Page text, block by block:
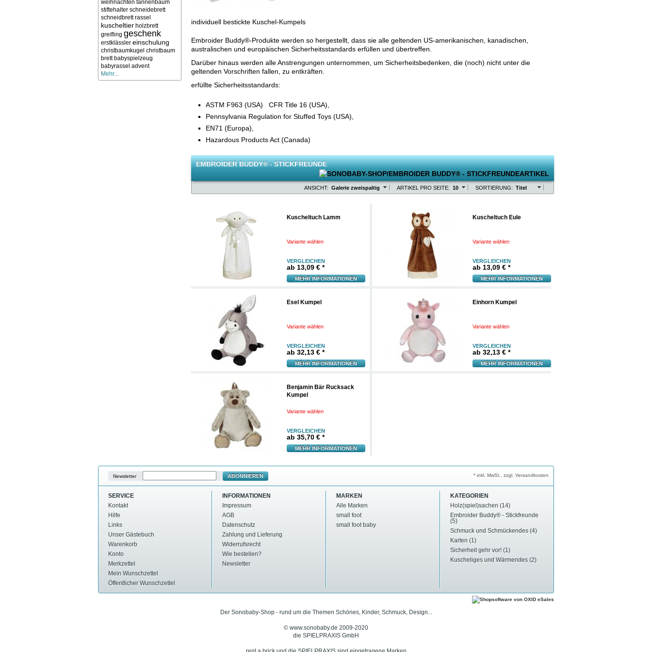
weihnachten tannenbaum
stiftehalter schneidebrett
schneidbrett rassel
kuscheltier holzbrett
greifling geschenk
erstklässler einschulung
christbaumkugel christbaum
brett babyspielzeug
babyrassel advent
Mehr...
individuell bestickte Kuschel-Kumpels
Embroider Buddy®-Produkte werden so hergestellt, dass sie alle geltenden US-amerikanischen, kanadischen,
australischen und europäischen Sicherheitsstandards erfüllen und übertreffen.
Darüber hinaus werden alle Anstrengungen unternommen, um Sicherheitsbedenken, die (noch) nicht unter die
geltenden Vorschriften fallen, zu entkräften.
erfüllte Sicherheitsstandards:
ASTM F963 (USA) CFR Title 16 (USA),
Pennsylvania Regulation for Stuffed Toys (USA),
EN71 (Europa),
Hazardous Products Act (Canada)
EMBROIDER BUDDY® - STICKFREUNDE
SORTIERUNG: Titel
ARTIKEL PRO SEITE: 10
ANSICHT: Galerie zweispaltig
Kuscheltuch Lamm
Variante wählen
VERGLEICHEN
ab 13,09 € *
MEHR INFORMATIONEN
Kuscheltuch Eule
Variante wählen
VERGLEICHEN
ab 13,09 € *
MEHR INFORMATIONEN
Esel Kumpel
Variante wählen
VERGLEICHEN
ab 32,13 € *
MEHR INFORMATIONEN
Einhorn Kumpel
Variante wählen
VERGLEICHEN
ab 32,13 € *
MEHR INFORMATIONEN
Benjamin Bär Rucksack
Kumpel
Variante wählen
VERGLEICHEN
ab 35,70 € *
MEHR INFORMATIONEN
Newsletter ABONNIEREN * inkl. MwSt., zzgl. Versandkosten
SERVICE
Kontakt
Hilfe
Links
Unser Gästebuch
Warenkorb
Konto
Merkzettel
Mein Wunschzettel
Öffentlicher Wunschzettel
INFORMATIONEN
Impressum
AGB
Datenschutz
Zahlung und Lieferung
Widerrufsrecht
Wie bestellen?
Newsletter
MARKEN
Alle Marken
small foot
small foot baby
KATEGORIEN
Holz(spiel)sachen (14)
Embroider Buddy® - Stickfreunde
(5)
Schmuck und Schmückendes (4)
Karten (1)
Sicherheit gehr vor! (1)
Kuscheliges und Wärmendes (2)
Der Sonobaby-Shop - rund um die Themen Schönes, Kinder, Schmuck, Design...
© www.sonobaby.de 2009-2020
die SPIELPRAXIS GmbH